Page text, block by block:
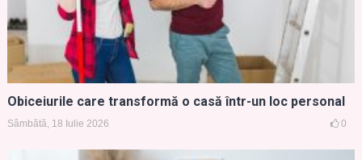
Obiceiurile care transformă o casă într-un loc personal
Sâmbătă, 18 Iulie 2026 0